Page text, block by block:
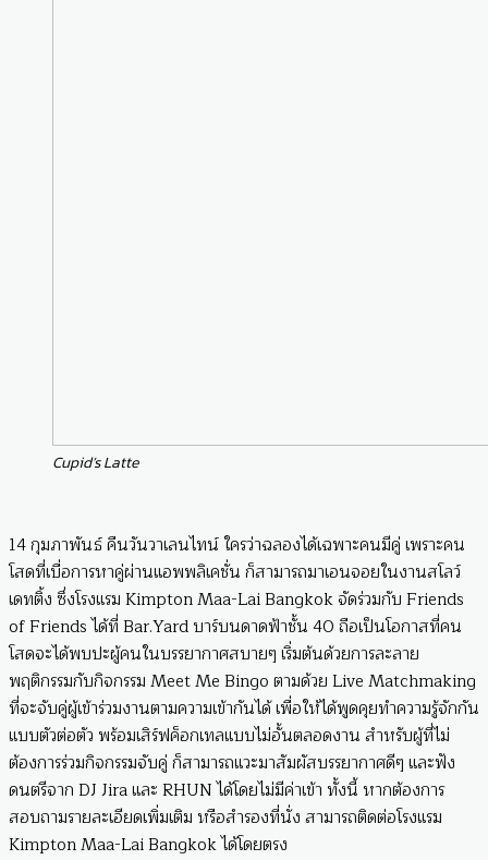
Cupid’s Latte
14 กุมภาพันธ์ คืนวันวาเลนไทน์ ใครว่าฉลองได้เฉพาะคนมีคู่ เพราะคน
โสดที่เบื่อการหาคู่ผ่านแอพพลิเคชั่น ก็สามารถมาเอนจอยในงานสโลว์
เดทติ้ง ซึ่งโรงแรม Kimpton Maa-Lai Bangkok จัดร่วมกับ Friends
of Friends ได้ที่ Bar.Yard บาร์บนดาดฟ้าชั้น 40 ถือเป็นโอกาสที่คน
โสดจะได้พบปะผู้คนในบรรยากาศสบายๆ เริ่มต้นด้วยการละลาย
พฤติกรรมกับกิจกรรม Meet Me Bingo ตามด้วย Live Matchmaking
ที่จะจับคู่ผู้เข้าร่วมงานตามความเข้ากันได้ เพื่อให้ได้พูดคุยทำความรู้จักกัน
แบบตัวต่อตัว พร้อมเสิร์ฟค็อกเทลแบบไม่อั้นตลอดงาน สำหรับผู้ที่ไม่
ต้องการร่วมกิจกรรมจับคู่ ก็สามารถแวะมาสัมผัสบรรยากาศดีๆ และฟัง
ดนตรีจาก DJ Jira และ RHUN ได้โดยไม่มีค่าเข้า ทั้งนี้ หากต้องการ
สอบถามรายละเอียดเพิ่มเติม หรือสำรองที่นั่ง สามารถติดต่อโรงแรม
Kimpton Maa-Lai Bangkok ได้โดยตรง